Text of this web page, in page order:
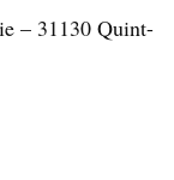
– 31130 Quint-